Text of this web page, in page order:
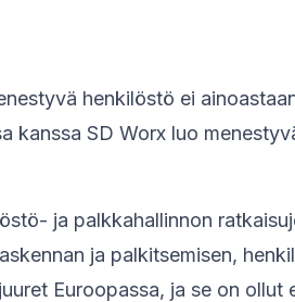
henkilöstö ei
kanssa SD Worx luo
ja palkkahallinnon
ja palkitsemisen,
Euroopassa, ja se on ollut